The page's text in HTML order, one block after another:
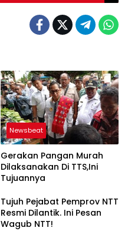
Newsbeat
Gerakan Pangan Murah
Dilaksanakan Di TTS,Ini
Tujuannya
Tujuh Pejabat Pemprov NTT
Resmi Dilantik. Ini Pesan
Wagub NTT!